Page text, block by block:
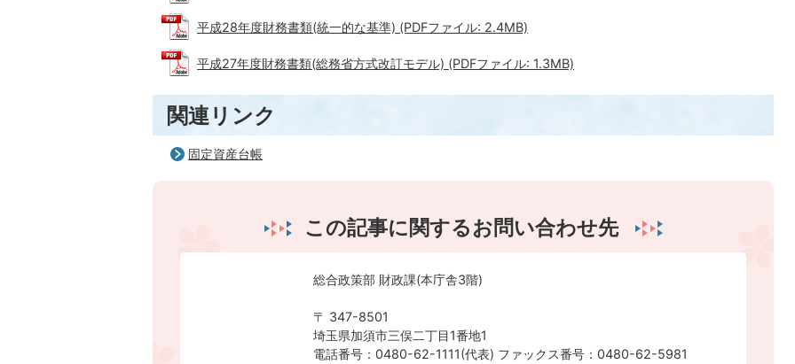
平成28年度財務書類(統一的な基準) (PDFファイル: 2.4MB)
平成27年度財務書類(総務省方式改訂モデル) (PDFファイル: 1.3MB)
関連リンク
固定資産台帳
この記事に関するお問い合わせ先
総合政策部 財政課(本庁舎3階)
〒 347-8501
埼玉県加須市三俣二丁目1番地1
電話番号：0480-62-1111(代表) ファックス番号：0480-62-5981